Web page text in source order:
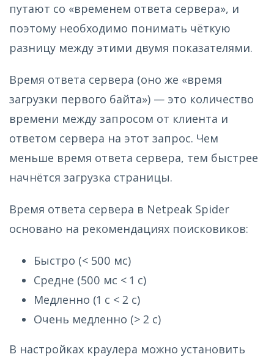
путают со «временем ответа сервера», и
поэтому необходимо понимать чёткую
разницу между этими двумя показателями.
Время ответа сервера (оно же «время
загрузки первого байта») — это количество
времени между запросом от клиента и
ответом сервера на этот запрос. Чем
меньше время ответа сервера, тем быстрее
начнётся загрузка страницы.
Время ответа сервера в Netpeak Spider
основано на рекомендациях поисковиков:
Быстро (< 500 мс)
Средне (500 мс < 1 с)
Медленно (1 с < 2 с)
Очень медленно (> 2 с)
В настройках краулера можно установить